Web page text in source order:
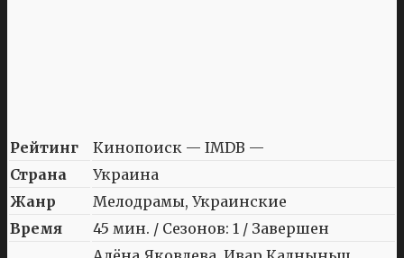
Рейтинг
Кинопоиск — IMDB —
Страна
Украина
Жанр
Мелодрамы, Украинские
Время
45 мин. / Сезонов: 1 / Завершен